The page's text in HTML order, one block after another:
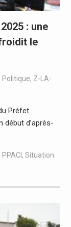
: une
le
Politique, Z-LA-
Préfet
début d’après-
PPACI, Situation